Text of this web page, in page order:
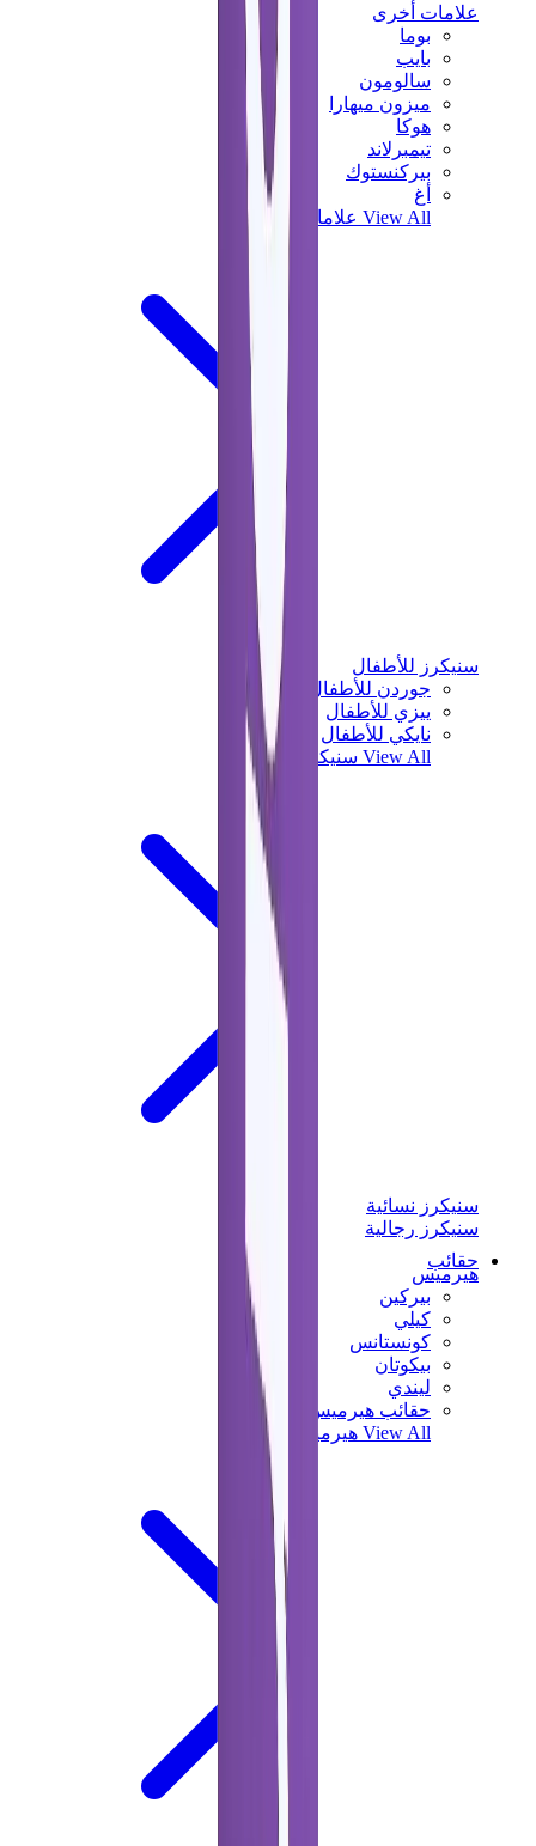
علامات أخرى
بوما
بايب
سالومون
ميزون ميهارا
هوكا
تيمبرلاند
بيركنستوك
أغ
View All علامات أخرى
سنيكرز للأطفال
جوردن للأطفال
ييزي للأطفال
نايكي للأطفال
View All سنيكرز للأطفال
سنيكرز نسائية
سنيكرز رجالية
حقائب
هيرميس
بيركين
كيلي
كونستانس
بيكوتان
ليندي
حقائب هيرميس للرجال
View All هيرميس